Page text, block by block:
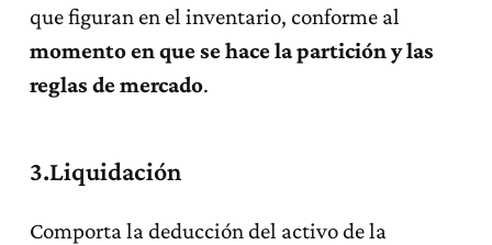
que figuran en el inventario, conforme al
momento en que se hace la partición y las
reglas de mercado.
3.Liquidación
Comporta la deducción del activo de la